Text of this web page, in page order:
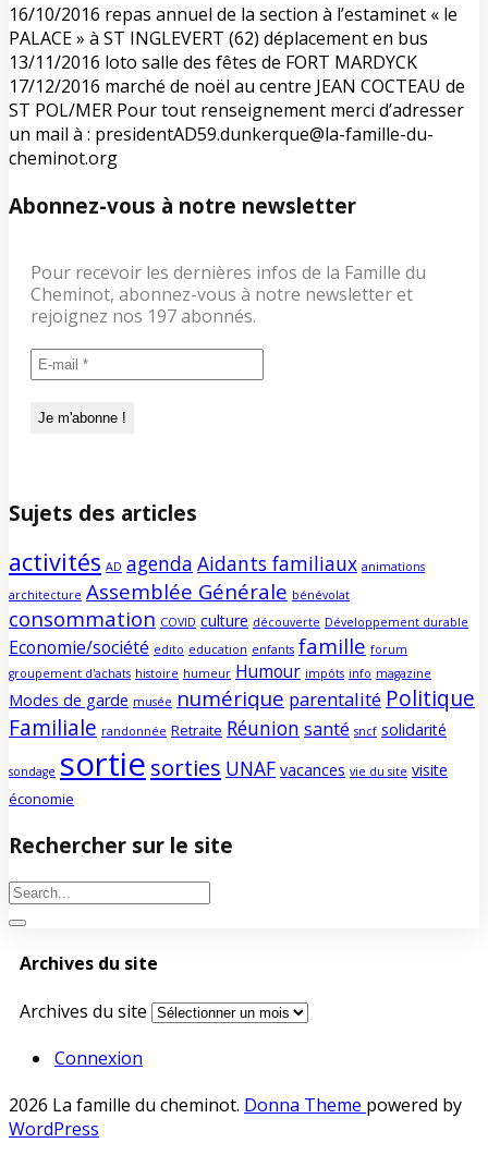
16/10/2016 repas annuel de la section à l’estaminet « le
PALACE » à ST INGLEVERT (62) déplacement en bus
13/11/2016 loto salle des fêtes de FORT MARDYCK
17/12/2016 marché de noël au centre JEAN COCTEAU de
ST POL/MER Pour tout renseignement merci d’adresser
un mail à : presidentAD59.dunkerque@la-famille-du-
cheminot.org
Abonnez-vous à notre newsletter
Pour recevoir les dernières infos de la Famille du
Cheminot, abonnez-vous à notre newsletter et
rejoignez nos 197 abonnés.
Sujets des articles
activités AD agenda Aidants familiaux animations
architecture Assemblée Générale bénévolat
consommation COVID culture découverte Développement durable
Economie/société edito education enfants famille forum
groupement d'achats histoire humeur Humour impôts info magazine
Modes de garde musée numérique parentalité Politique
Familiale randonnée Retraite Réunion santé sncf solidarité
sondage sortie sorties UNAF vacances vie du site visite
économie
Rechercher sur le site
Archives du site
Archives du site
Connexion
2026 La famille du cheminot. Donna Theme powered by
WordPress